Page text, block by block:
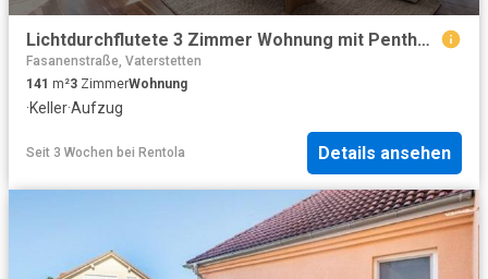
Lichtdurchflutete 3 Zimmer Wohnung mit Penthouse Flair und Alpenblick
Fasanenstraße, Vaterstetten
141 m²3 ZimmerWohnung
·Keller·Aufzug
Seit 3 Wochen bei Rentola Details ansehen